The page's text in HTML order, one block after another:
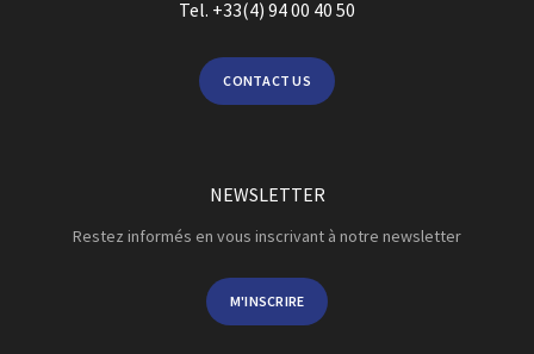
Tel. +33(4) 94 00 40 50
CONTACT US
NEWSLETTER
Restez informés en vous inscrivant à notre newsletter
M'INSCRIRE